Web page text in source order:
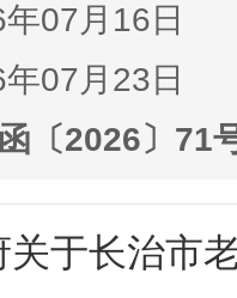
07月16日
07月23日
〔2026〕71
于长治市